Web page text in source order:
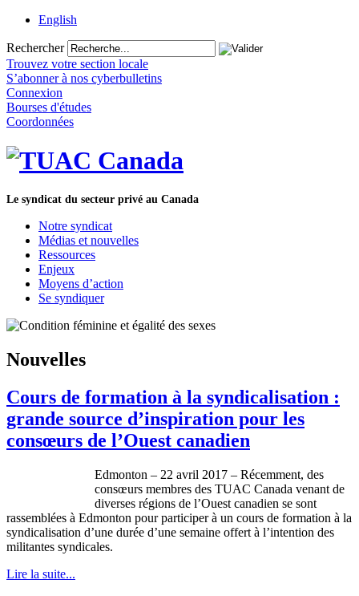
English
Rechercher
Trouvez votre section locale
S’abonner à nos cyberbulletins
Connexion
Bourses d'études
Coordonnées
Le syndicat du secteur privé au Canada
Notre syndicat
Médias et nouvelles
Ressources
Enjeux
Moyens d’action
Se syndiquer
Nouvelles
Cours de formation à la syndicalisation :
grande source d’inspiration pour les
consœurs de l’Ouest canadien
Edmonton – 22 avril 2017 – Récemment, des
consœurs membres des TUAC Canada venant de
diverses régions de l’Ouest canadien se sont
rassemblées à Edmonton pour participer à un cours de formation à la
syndicalisation d’une durée d’une semaine offert à l’intention des
militantes syndicales.
Lire la suite...